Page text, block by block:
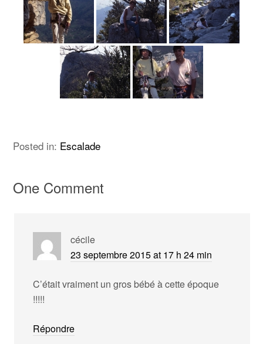
Posted in: Escalade
One Comment
cécile
23 septembre 2015 at 17 h 24 min
C’était vraiment un gros bébé à cette époque
!!!!!
Répondre